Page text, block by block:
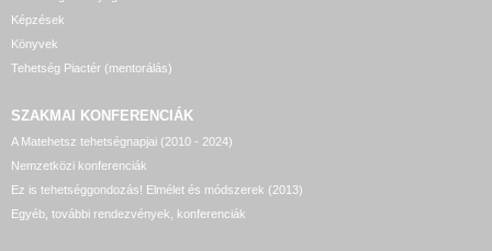
Képzések
Könyvek
Tehetség Piactér (mentorálás)
SZAKMAI KONFERENCIÁK
A Matehetsz tehetségnapjai (2010 - 2024)
Nemzetközi konferenciák
Ez is tehetséggondozás! Elmélet és módszerek (2013)
Egyéb, további rendezvények, konferenciák